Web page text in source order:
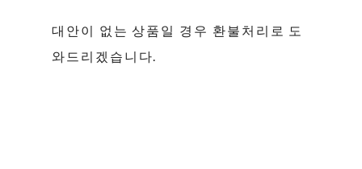
대안이 없는 상품일 경우 환불처리로 도
와드리겠습니다.